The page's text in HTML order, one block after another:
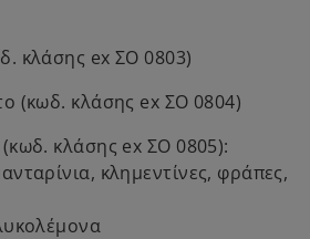
κλάσης ex ΣΟ 0803)
(κωδ. κλάσης ex ΣΟ 0804)
(κωδ. κλάσης ex ΣΟ 0805):
κλημεντίνες, φράπες,